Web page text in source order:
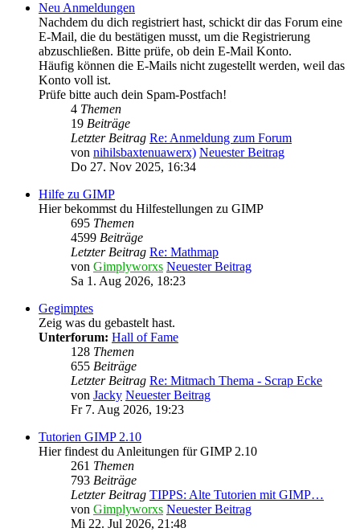
Neu Anmeldungen
Nachdem du dich registriert hast, schickt dir das Forum eine
E-Mail, die du bestätigen musst, um die Registrierung
abzuschließen. Bitte prüfe, ob dein E-Mail Konto.
Häufig können die E-Mails nicht zugestellt werden, weil das
Konto voll ist.
Prüfe bitte auch dein Spam-Postfach!
4 Themen
19 Beiträge
Letzter Beitrag Re: Anmeldung zum Forum
von nihilsbaxtenuawerx) Neuester Beitrag
Do 27. Nov 2025, 16:34
Hilfe zu GIMP
Hier bekommst du Hilfestellungen zu GIMP
695 Themen
4599 Beiträge
Letzter Beitrag Re: Mathmap
von Gimplyworxs Neuester Beitrag
Sa 1. Aug 2026, 18:23
Gegimptes
Zeig was du gebastelt hast.
Unterforum: Hall of Fame
128 Themen
655 Beiträge
Letzter Beitrag Re: Mitmach Thema - Scrap Ecke
von Jacky Neuester Beitrag
Fr 7. Aug 2026, 19:23
Tutorien GIMP 2.10
Hier findest du Anleitungen für GIMP 2.10
261 Themen
793 Beiträge
Letzter Beitrag TIPPS: Alte Tutorien mit GIMP…
von Gimplyworxs Neuester Beitrag
Mi 22. Jul 2026, 21:48